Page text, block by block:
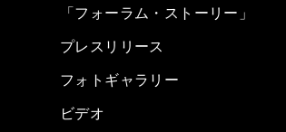
「フォーラム・ストーリー」
プレスリリース
フォトギャラリー
ビデオ